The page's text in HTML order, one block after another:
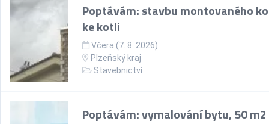
Poptávám: stavbu montovaného
ke kotli
Včera (7. 8. 2026)
Plzeňský kraj
Stavebnictví
Poptávám: vymalování bytu, 50 m2